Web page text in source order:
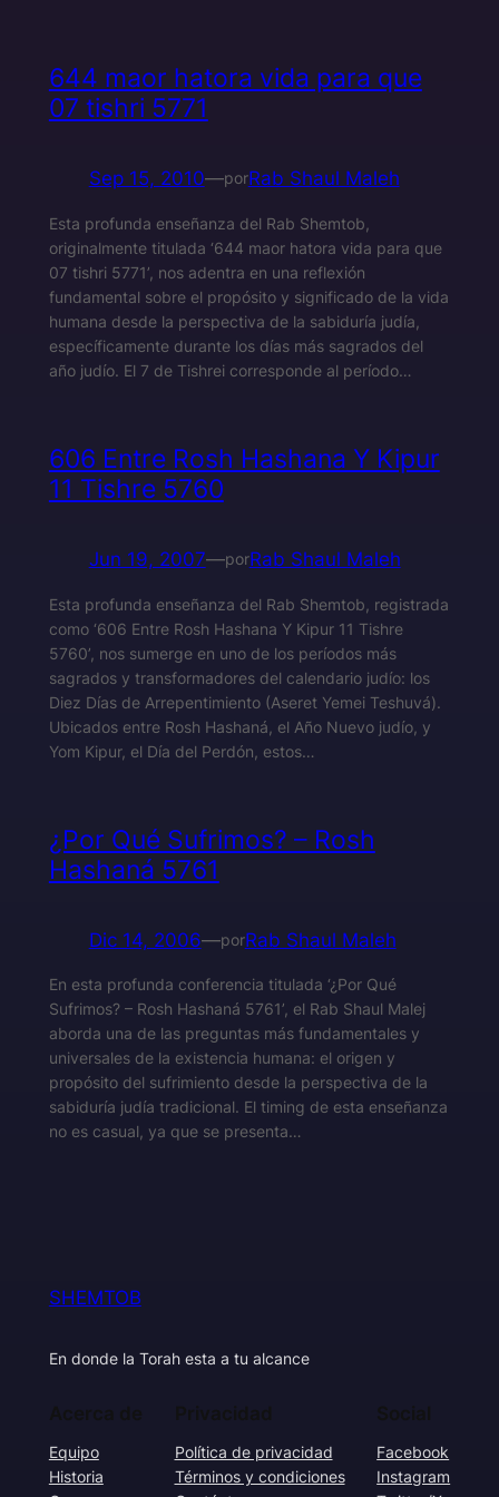
644 maor hatora vida para que
07 tishri 5771
Sep 15, 2010—porRab Shaul Maleh
Esta profunda enseñanza del Rab Shemtob,
originalmente titulada ‘644 maor hatora vida para que
07 tishri 5771’, nos adentra en una reflexión
fundamental sobre el propósito y significado de la vida
humana desde la perspectiva de la sabiduría judía,
específicamente durante los días más sagrados del
año judío. El 7 de Tishrei corresponde al período…
606 Entre Rosh Hashana Y Kipur
11 Tishre 5760
Jun 19, 2007—porRab Shaul Maleh
Esta profunda enseñanza del Rab Shemtob, registrada
como ‘606 Entre Rosh Hashana Y Kipur 11 Tishre
5760’, nos sumerge en uno de los períodos más
sagrados y transformadores del calendario judío: los
Diez Días de Arrepentimiento (Aseret Yemei Teshuvá).
Ubicados entre Rosh Hashaná, el Año Nuevo judío, y
Yom Kipur, el Día del Perdón, estos…
¿Por Qué Sufrimos? – Rosh
Hashaná 5761
Dic 14, 2006—porRab Shaul Maleh
En esta profunda conferencia titulada ‘¿Por Qué
Sufrimos? – Rosh Hashaná 5761’, el Rab Shaul Malej
aborda una de las preguntas más fundamentales y
universales de la existencia humana: el origen y
propósito del sufrimiento desde la perspectiva de la
sabiduría judía tradicional. El timing de esta enseñanza
no es casual, ya que se presenta…
SHEMTOB
En donde la Torah esta a tu alcance
Equipo
Historia
Política de privacidad
Términos y condiciones
Facebook
Instagram